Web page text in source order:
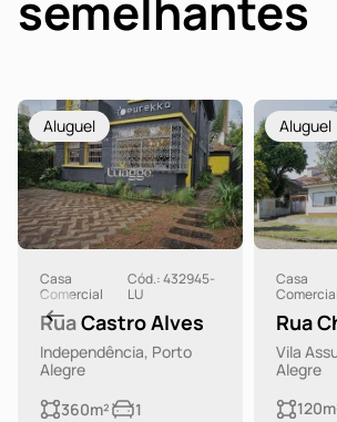
Aluguel
Casa
Comercial
Cód.: 432945-
LU
Rua Castro Alves
Independência, Porto
Alegre
360m²
1
Aluguel
Casa
Comercial
Rua
Vila
Alegre